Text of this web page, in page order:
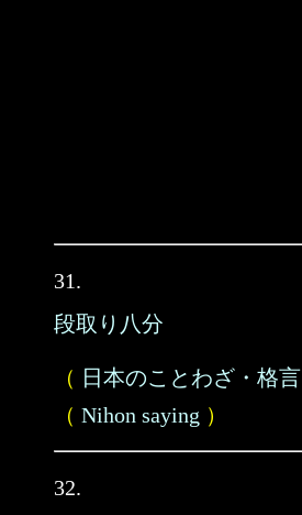
31.
段取り八分
（ 日本のことわざ・格言
（ Nihon saying ）
32.